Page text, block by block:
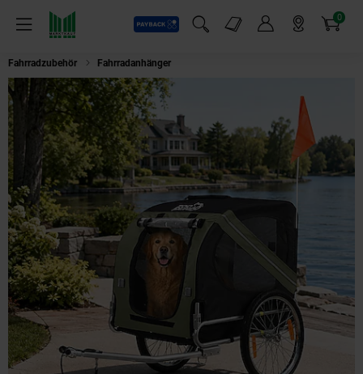
Menü
Payback
Suchfeld einblenden
Markt-Angebote 0
Artikel
Fahrradzubehör Fahrradanhänger